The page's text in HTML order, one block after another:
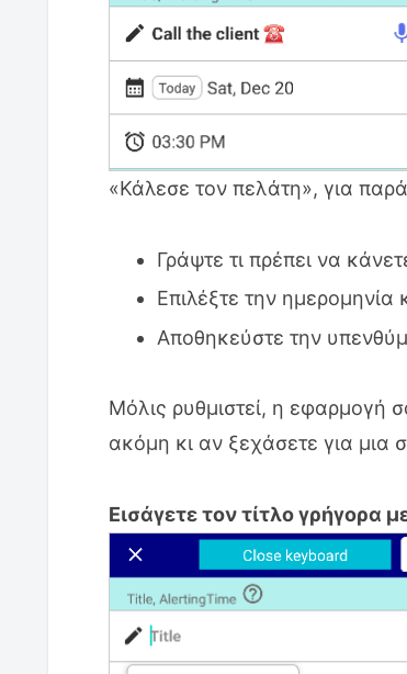
Για την πρόληψη
Για καθημερινές
Σύνοψη: Μια απλή
σας με αυτοπεποίθηση
«Κάλεσε τον πελάτη», για
Γράψτε τι πρέπει να
Επιλέξτε την ημερομηνία
Αποθηκεύστε την
Μόλις ρυθμιστεί, η εφαρμογή
ακόμη κι αν ξεχάσετε για μια
Εισάγετε τον τίτλο γρήγορα